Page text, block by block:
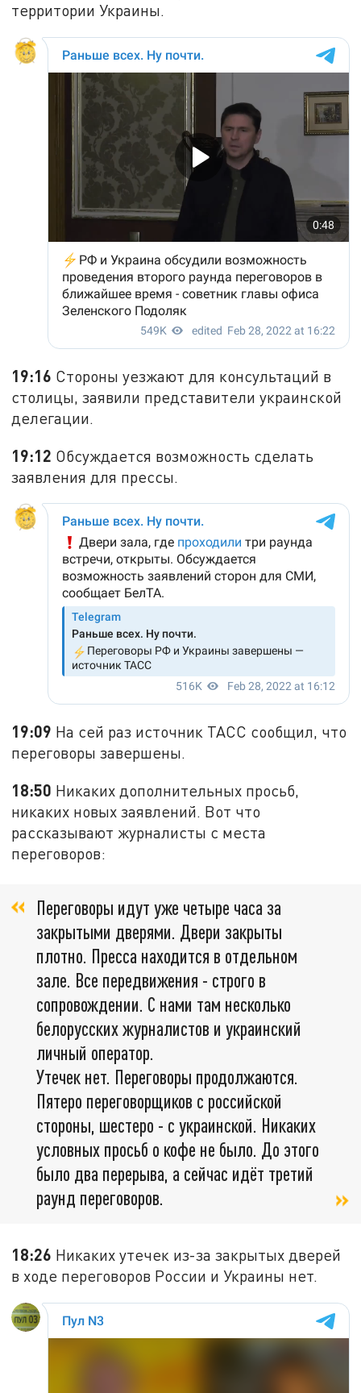
территории Украины.
19:16 Стороны уезжают для консультаций в
столицы, заявили представители украинской
делегации.
19:12 Обсуждается возможность сделать
заявления для прессы.
19:09 На сей раз источник ТАСС сообщил, что
переговоры завершены.
18:50 Никаких дополнительных просьб,
никаких новых заявлений. Вот что
рассказывают журналисты с места
переговоров:
Переговоры идут уже четыре часа за
закрытыми дверями. Двери закрыты
плотно. Пресса находится в отдельном
зале. Все передвижения - строго в
сопровождении. С нами там несколько
белорусских журналистов и украинский
личный оператор.
Утечек нет. Переговоры продолжаются.
Пятеро переговорщиков с российской
стороны, шестеро - с украинской. Никаких
условных просьб о кофе не было. До этого
было два перерыва, а сейчас идёт третий
раунд переговоров.
18:26 Никаких утечек из-за закрытых дверей
в ходе переговоров России и Украины нет.